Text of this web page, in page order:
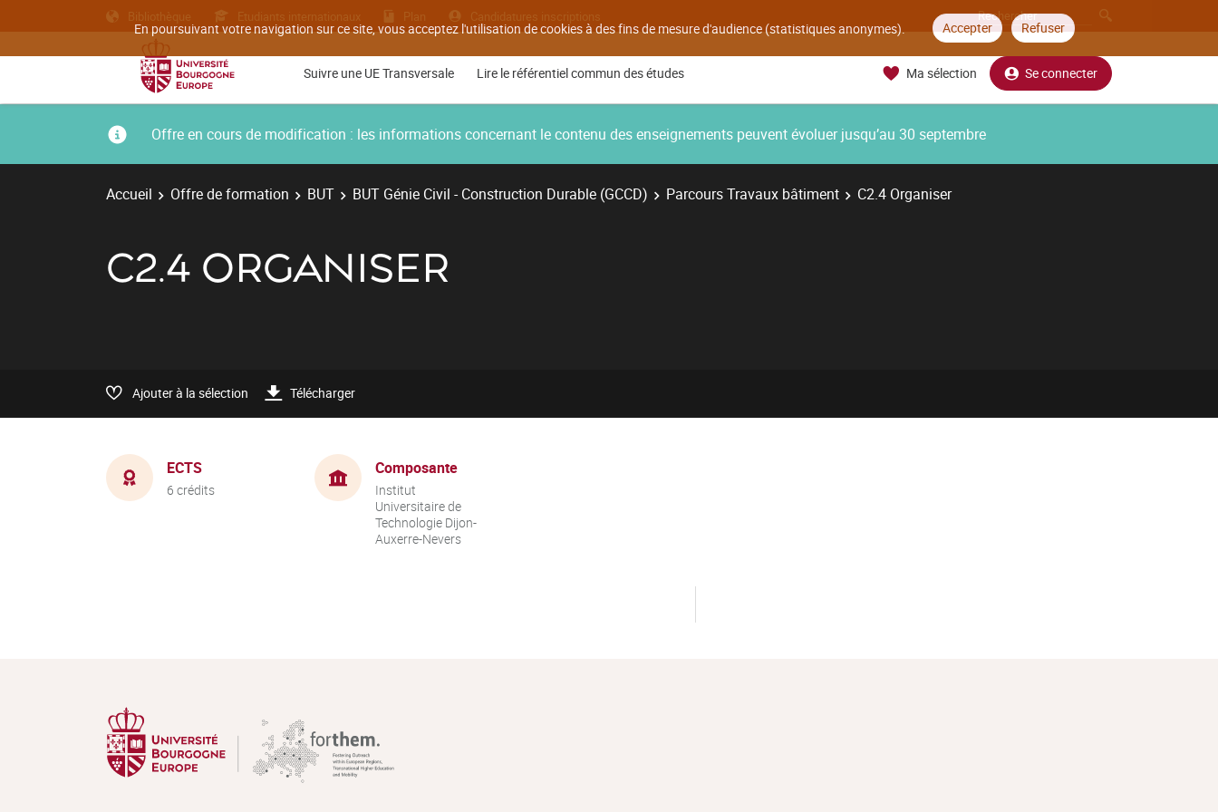
En poursuivant votre navigation sur ce site, vous acceptez l'utilisation de cookies à des fins de mesure d'audience (statistiques anonymes). Accepter Refuser
Bibliothèque Etudiants internationaux Plan Candidatures inscriptions
Suivre une UE Transversale Lire le référentiel commun des études Ma sélection Se connecter
Offre en cours de modification : les informations concernant le contenu des enseignements peuvent évoluer jusqu’au 30 septembre
Accueil Offre de formation BUT BUT Génie Civil - Construction Durable (GCCD) Parcours Travaux bâtiment C2.4 Organiser
C2.4 ORGANISER
Ajouter à la sélection Télécharger
ECTS
6 crédits
Composante
Institut
Universitaire de
Technologie Dijon-
Auxerre-Nevers